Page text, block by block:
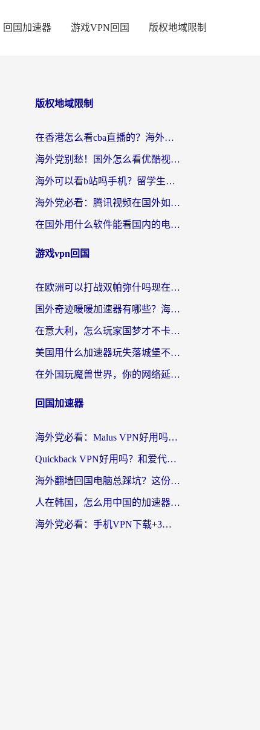
回国加速器 游戏VPN回国 版权地域限制
版权地域限制
在香港怎么看cba直播的？海外党体育观赛终极指南：告别版权限制，畅享中文解说
海外党别愁！国外怎么看优酷视频？一招解决追剧、看直播难题
海外可以看b站吗手机？留学生亲测有效的回国加速指南
海外党必看：腾讯视频在国外如何解除地域限制？附优酷咪咕使用指南
在国外用什么软件能看国内的电视剧啊？留学生亲测有效的回国加速方案
游戏vpn回国
在欧洲可以打战双帕弥什吗现在？跨越延迟墙的实战指南
国外奇迹暖暖加速器有哪些？海外党国服游戏畅玩终极指南（附亲测推荐）
在意大利，怎么玩家国梦才不卡？这份终极加速指南请收好
美国用什么加速器玩失落城堡不卡？海外党亲测有效的国服游戏加速指南
在外国玩魔兽世界，你的网络延迟是最大的敌人
回国加速器
海外党必看：Malus VPN好用吗？和迅猛兔VPN对比哪个回国效果更好？附真实体验与避坑指南
Quickback VPN好用吗？和爱代理VPN对比哪个回国效果更好？
海外翻墙回国电脑总踩坑？这份实测指南帮你选对加速器（附ChickCNinitapMalus对比）
人在韩国，怎么用中国的加速器刷剧打游戏？这份真实体验指南给你答案
海外党必看：手机VPN下载+3步选对回国加速器，无缝刷国内资源不再愁